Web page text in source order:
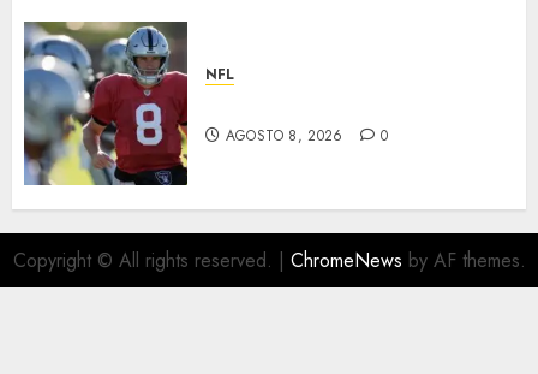
NFL
AGOSTO 8, 2026 0
Copyright © All rights reserved. | ChromeNews by AF themes.